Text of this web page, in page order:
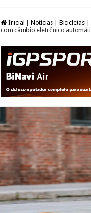
Inicial Notícias Bicicletas
com câmbio eletrônico